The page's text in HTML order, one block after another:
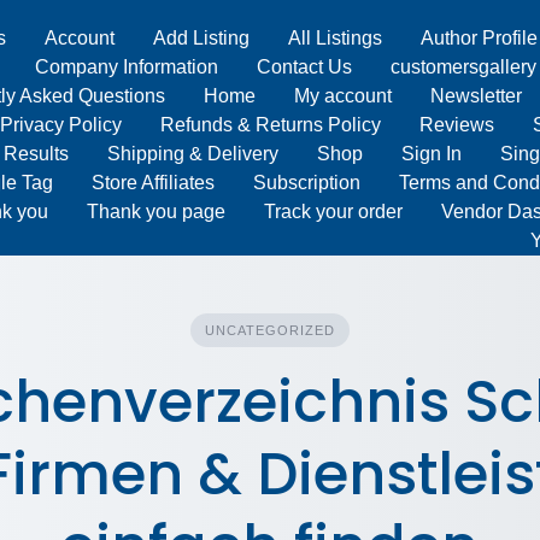
Account Add Listing All Listings
Author Profile
Company Information
Contact Us
customersgallery
Asked Questions
Home My account
Newsletter
Privacy Policy
Refunds & Returns Policy Reviews
Results
Shipping & Delivery Shop Sign In
Tag
Store Affiliates Subscription
Terms and
you
Thank you page Track your order
Vendor
UNCATEGORIZED
&